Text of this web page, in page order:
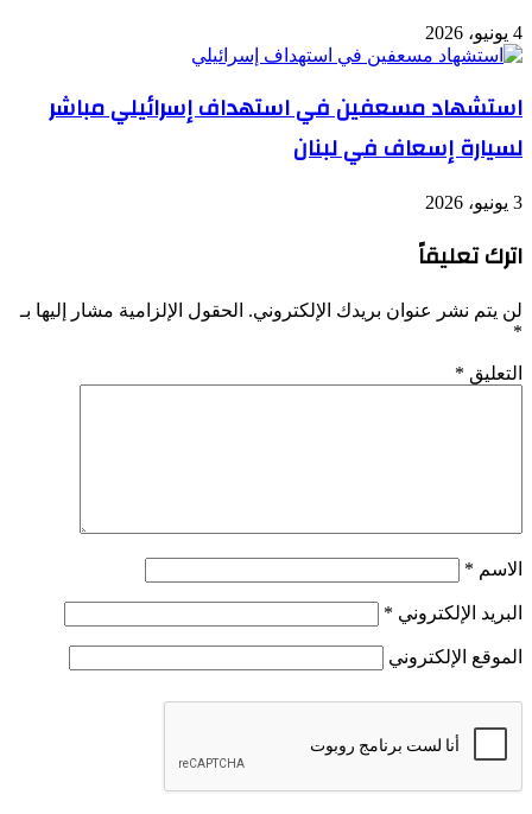
4 يونيو، 2026
استشهاد مسعفين في استهداف إسرائيلي مباشر
لسيارة إسعاف في لبنان
3 يونيو، 2026
اترك تعليقاً
لن يتم نشر عنوان بريدك الإلكتروني. الحقول الإلزامية مشار إليها بـ
*
التعليق *
الاسم *
البريد الإلكتروني *
الموقع الإلكتروني